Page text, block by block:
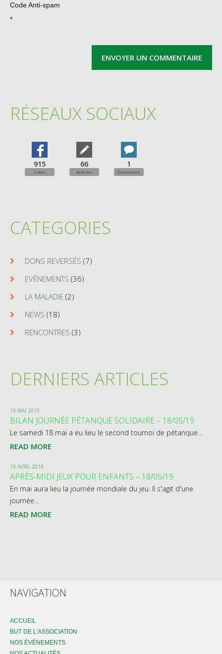
Code Anti-spam
*
RÉSEAUX SOCIAUX
915
Likes
66
Articles
1
Comments
CATEGORIES
DONS REVERSÉS (7)
EVÉNEMENTS (36)
LA MALADIE (2)
NEWS (18)
RENCONTRES (3)
DERNIERS ARTICLES
19 MAI 2019
BILAN JOURNÉE PÉTANQUE SOLIDAIRE – 18/05/19
Le samedi 18 mai a eu lieu le second tournoi de pétanque…
READ MORE
13 AVRIL 2019
APRÈS-MIDI JEUX POUR ENFANTS – 18/05/19
En mai aura lieu la journée mondiale du jeu. Il s'agit d'une
journée…
READ MORE
NAVIGATION
ACCUEIL
BUT DE L’ASSOCIATION
NOS ÉVÉNEMENTS